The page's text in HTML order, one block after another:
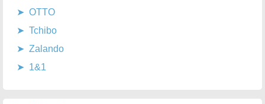
OTTO
Tchibo
Zalando
1&1